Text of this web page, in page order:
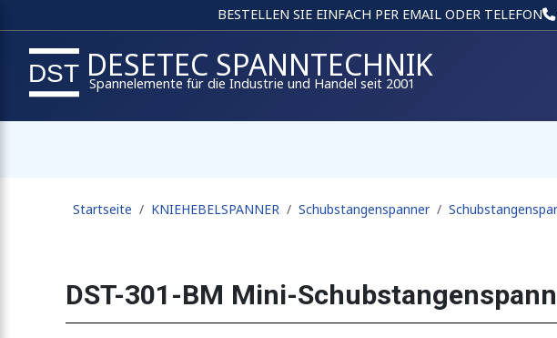
BESTELLEN SIE EINFACH PER EMAIL ODER TELEFON
DESETEC SPANNTECHNIK
Spannelemente für die Industrie und Handel seit 2001
Startseite KNIEHEBELSPANNER Schubstangenspanner
DST-301-BM Mini-